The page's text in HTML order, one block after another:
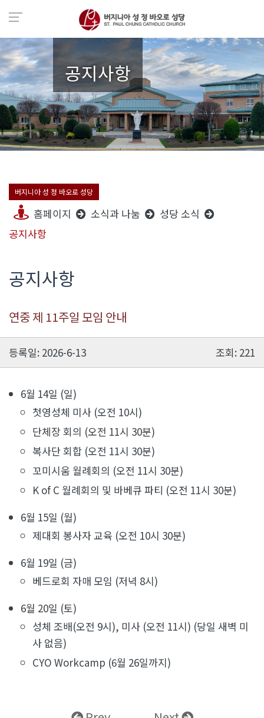
공지사항
버지니아 성 정 바오로 성당
홈페이지 소식과 나눔
성당 소식
공지사항
공지사항
연중 제 11주일 모임 안내
등록일: 2026-6-13 조회: 221
6월 14일 (일)
첫영성체 미사 (오전 10시)
단체장 회의 (오전 11시 30분)
복사단 회합 (오전 11시 30분)
꼬미시움 월례회의 (오전 11시 30분)
K of C 월례회의 및 바베큐 파티 (오전 11시 30분)
6월 15일 (월)
제대회 봉사자 교육 (오전 10시 30분)
6월 19일 (금)
베드로회 자매 모임 (저녁 8시)
6월 20일 (토)
성체 조배(오전 9시), 미사 (오전 11시) (당일 새벽 미
사 없음)
CYO Workcamp (6월 26일까지)